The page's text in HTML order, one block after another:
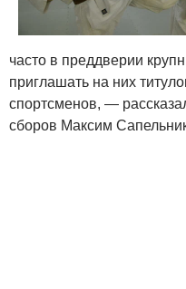
часто в преддверии
приглашать на них
спортсменов, —
сборов Максим